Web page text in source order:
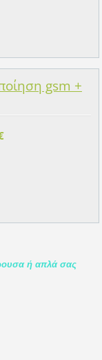
gsm +
ή απλά σας